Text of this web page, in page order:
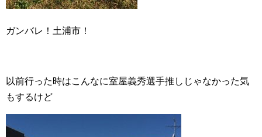
ガンバレ！土浦市！
以前行った時はこんなに室屋義秀選手推しじゃなかった気
もするけど